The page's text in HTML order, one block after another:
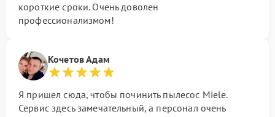
короткие сроки. Очень доволен
профессионализмом!
Кочетов Адам
Я пришел сюда, чтобы починить пылесос Miele.
Сервис здесь замечательный, а персонал очень